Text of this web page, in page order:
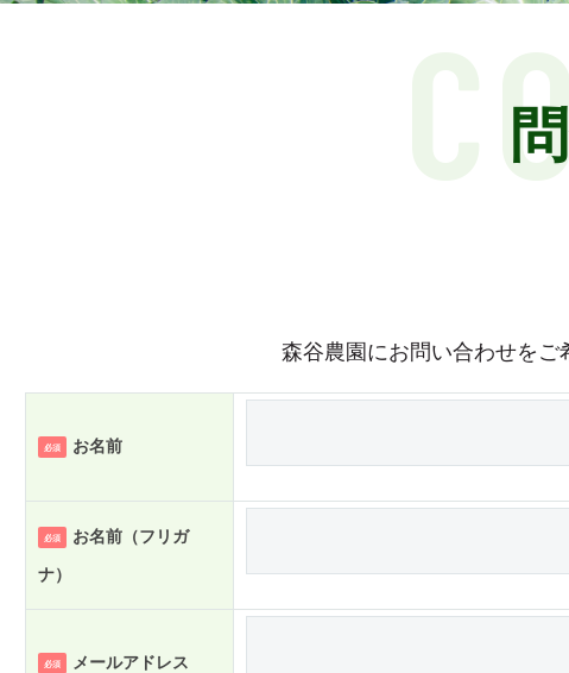
森谷農園にお問い合わせをご
必須 お名前
必須
お名前（フリガ
ナ）
必須 メールアドレス